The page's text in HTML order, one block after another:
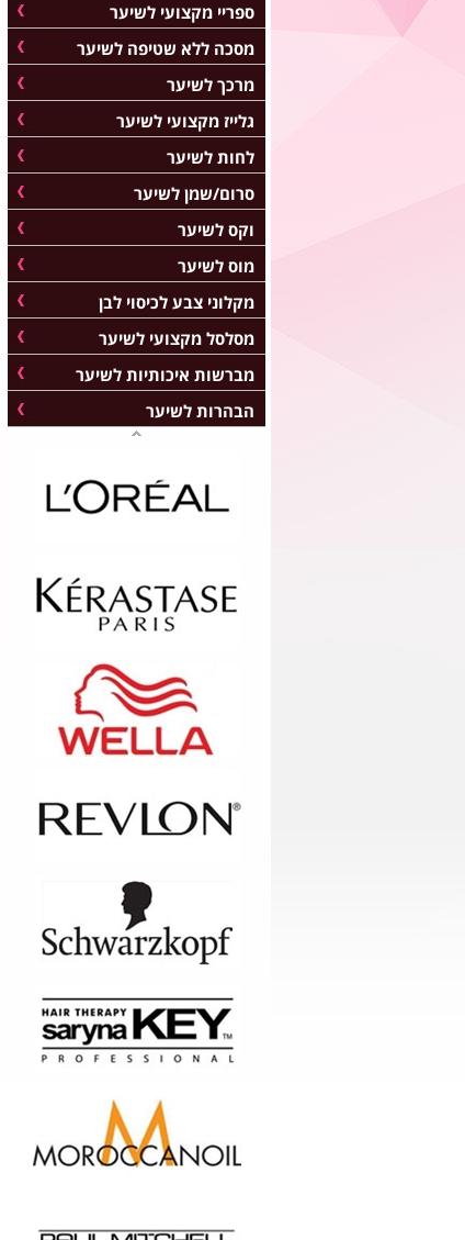
ספריי מקצועי לשיער
מסכה ללא שטיפה לשיער
מרכך לשיער
גלייז מקצועי לשיער
לחות לשיער
סרום/שמן לשיער
וקס לשיער
מוס לשיער
מקלוני צבע לכיסוי לבן
מסלסל מקצועי לשיער
מברשות איכותיות לשיער
הבהרות לשיער